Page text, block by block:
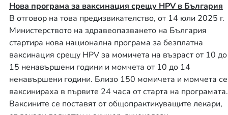
Нова програма за ваксинация срещу HPV в България
В отговор на това предизвикателство, от 14 юли 2025 г.
Министерството на здравеопазването на България
стартира нова национална програма за безплатна
ваксинация срещу HPV за момичета на възраст от 10 до
15 ненавършени години и момчета от 10 до 14
ненавършени години. Близо 150 момичета и момчета се
ваксинираха в първите 24 часа от старта на програмата.
Ваксините се поставят от общопрактикуващите лекари,